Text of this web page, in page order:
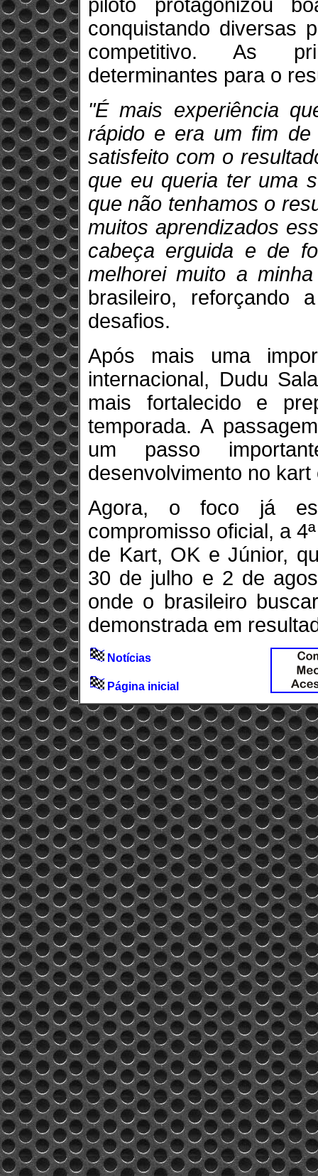
piloto protagonizou
conquistando diversas
competitivo. As
determinantes para o
"É mais experiência
rápido e era um fim de
satisfeito com o
que eu queria ter uma
que não tenhamos o
muitos aprendizados
cabeça erguida e de
melhorei muito a
brasileiro, reforçando
desafios.
Após mais uma
internacional, Dudu
mais fortalecido e
temporada. A
um passo
desenvolvimento no kart
Agora, o foco já
compromisso oficial, a
de Kart, OK e Júnior,
30 de julho e 2 de
onde o brasileiro
demonstrada em
Notícias
Página inicial